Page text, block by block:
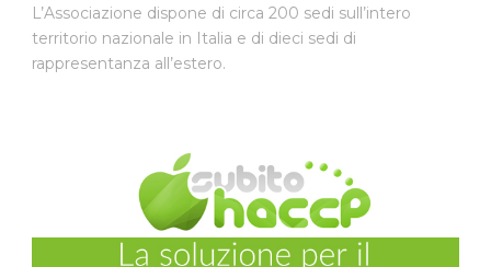
L’Associazione dispone di circa 200 sedi sull’intero
territorio nazionale in Italia e di dieci sedi di
rappresentanza all’estero.